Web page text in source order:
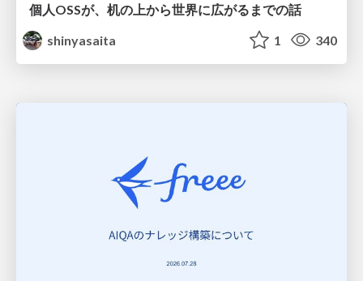
個人OSSが、机の上から世界に広がるまでの話
shinyasaita
1 340